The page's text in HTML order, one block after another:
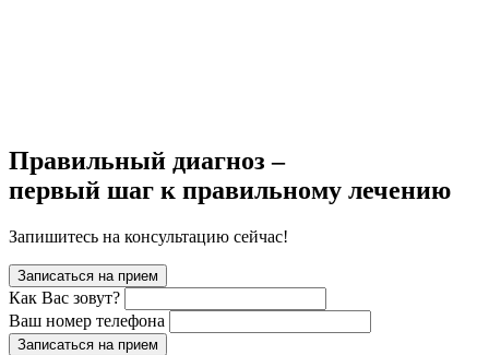
Правильный диагноз –
первый шаг к правильному лечению
Запишитесь на консультацию сейчас!
Записаться на прием
Как Вас зовут?
Ваш номер телефона
Записаться на прием